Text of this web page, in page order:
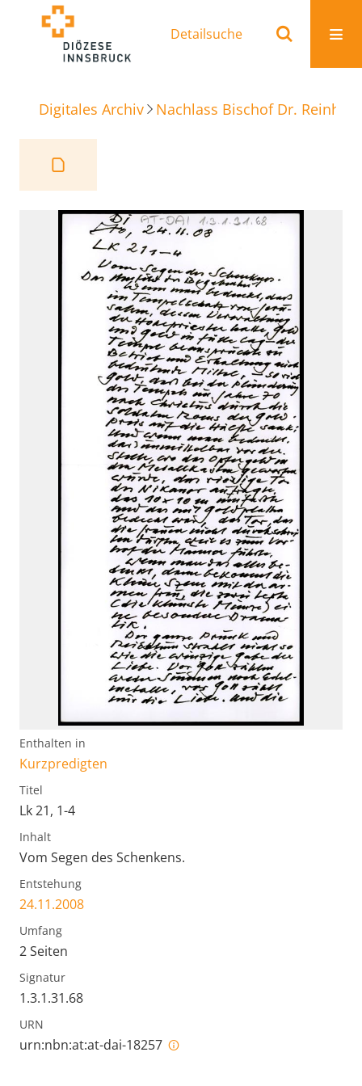
Detailsuche
Digitales Archiv Nachlass Bischof Dr.
Enthalten in
Kurzpredigten
Titel
Lk 21, 1-4
Inhalt
Vom Segen des Schenkens.
Entstehung
24.11.2008
Umfang
2 Seiten
Signatur
1.3.1.31.68
URN
urn:nbn:at:at-dai-18257